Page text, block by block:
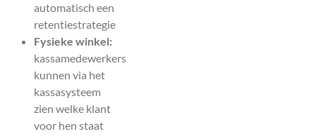
automatisch een
retentiestrategie
Fysieke winkel:
kassamedewerkers
kunnen via het
kassasysteem
zien welke klant
voor hen staat